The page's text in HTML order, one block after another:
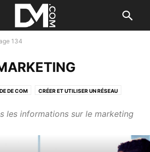
134
DE COM CRÉER ET UTILISER UN RÉSEAU
PRESSE RÉSEAUX SOCIAUX
les informations sur le marketing